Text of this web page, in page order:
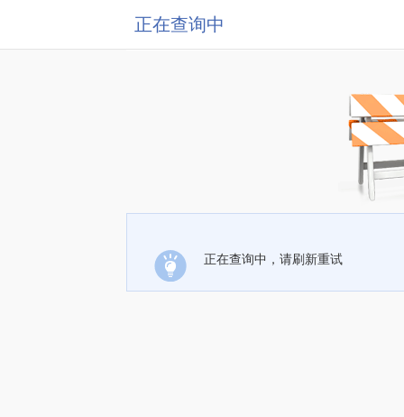
正在查询中
正在查询中，请刷新重试